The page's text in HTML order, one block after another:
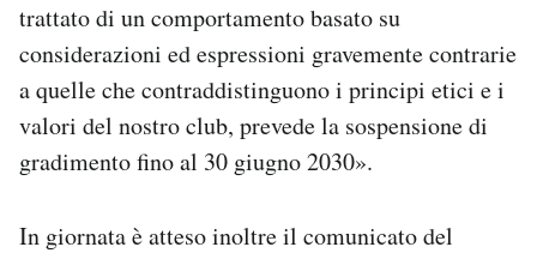
trattato di un comportamento basato su
considerazioni ed espressioni gravemente contrarie
a quelle che contraddistinguono i principi etici e i
valori del nostro club, prevede la sospensione di
gradimento fino al 30 giugno 2030».
In giornata è atteso inoltre il comunicato del